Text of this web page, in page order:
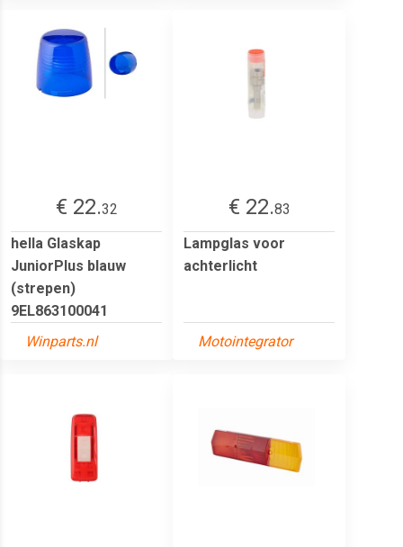
€ 22.32
hella Glaskap
JuniorPlus blauw
(strepen)
9EL863100041
Winparts.nl
€ 22.83
Lampglas voor
achterlicht
Motointegrator